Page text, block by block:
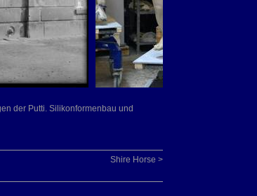
der Putti. Silikonformenbau und
Shire Horse >